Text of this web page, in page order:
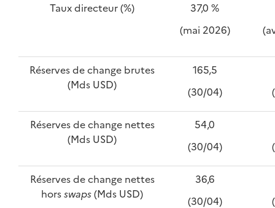
Taux directeur (%)
37,0 %
(mai 2026)
Réserves de change brutes
(Mds USD)
165,5
(30/04)
Réserves de change nettes
(Mds USD)
54,0
(30/04)
Réserves de change nettes
horsswaps(Mds USD)
36,6
(30/04)